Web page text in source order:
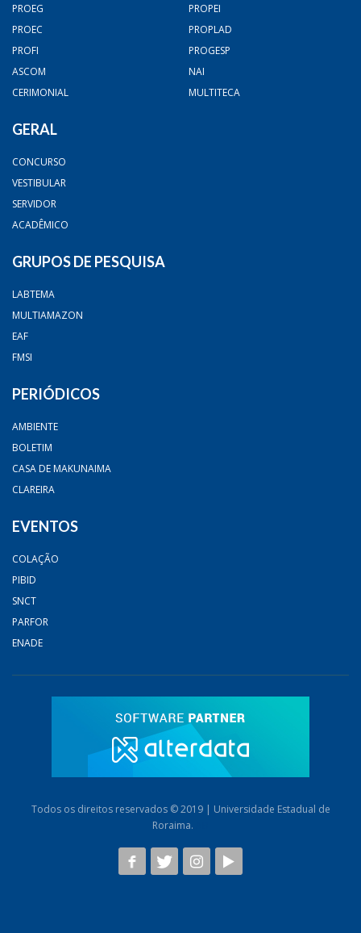
PROEG
PROPEI
PROEC
PROPLAD
PROFI
PROGESP
ASCOM
NAI
CERIMONIAL
MULTITECA
GERAL
CONCURSO
VESTIBULAR
SERVIDOR
ACADÊMICO
GRUPOS DE PESQUISA
LABTEMA
MULTIAMAZON
EAF
FMSI
PERIÓDICOS
AMBIENTE
BOLETIM
CASA DE MAKUNAIMA
CLAREIRA
EVENTOS
COLAÇÃO
PIBID
SNCT
PARFOR
ENADE
Todos os direitos reservados © 2019 | Universidade Estadual de
Roraima.